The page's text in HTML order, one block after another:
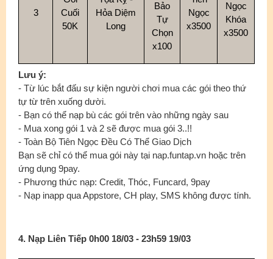
3
Cuối
50K
Hỏa Diệm
Long
Bảo
Tự
Chọn
x100
Ngọc
x3500
Ngọc
Khóa
x3500
Lưu ý:
- Từ lúc bắt đấu sự kiện người chơi mua các gói theo thứ
tự từ trên xuống dười.
- Bạn có thể nạp bù các gói trên vào những ngày sau
- Mua xong gói 1 và 2 sẽ được mua gói 3..!!
- Toàn Bộ Tiên Ngọc Đều Có Thể Giao Dịch
Bạn sẽ chỉ có thể mua gói này tại nap.funtap.vn hoặc trên
ứng dụng 9pay.
- Phương thức nạp: Credit, Thóc, Funcard, 9pay
- Nạp inapp qua Appstore, CH play, SMS không được tính.
4. Nạp Liên Tiếp 0h00 18/03 - 23h59 19/03